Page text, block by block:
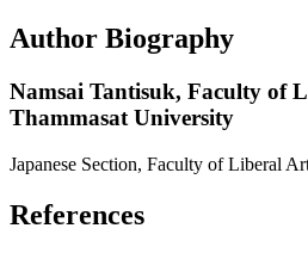
Author Biography
Namsai Tantisuk, Faculty of
Thammasat University
Japanese Section, Faculty of Liberal
References